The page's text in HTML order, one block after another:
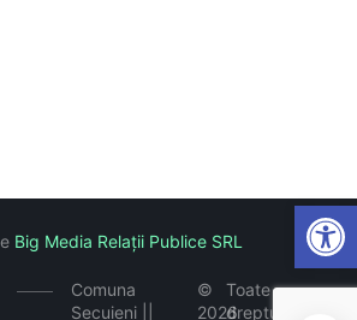
Comuna
Secuieni ||
©
2026
Toate
drepturile
Big Media Relații Publice SRL